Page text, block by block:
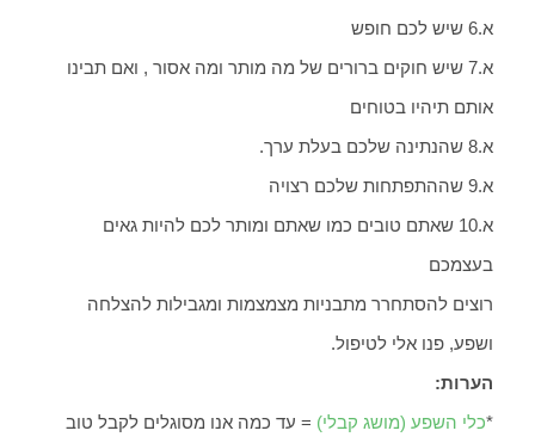
א.6 שיש לכם חופש
א.7 שיש חוקים ברורים של מה מותר ומה אסור , ואם תבינו
אותם תיהיו בטוחים
א.8 שהנתינה שלכם בעלת ערך.
א.9 שההתפתחות שלכם רצויה
א.10 שאתם טובים כמו שאתם ומותר לכם להיות גאים
בעצמכם
רוצים להסתחרר מתבניות מצמצמות ומגבילות להצלחה
ושפע, פנו אלי לטיפול.
הערות:
*כלי השפע (מושג קבלי) = עד כמה אנו מסוגלים לקבל טוב